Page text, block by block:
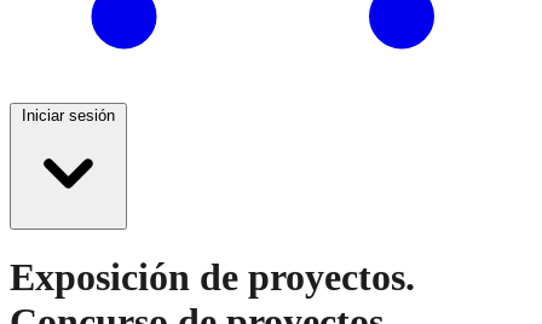
Iniciar sesión
Exposición de proyectos.